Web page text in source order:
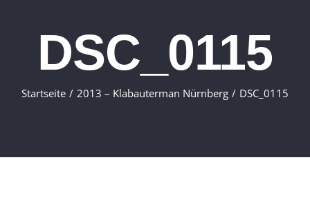
DSC_0115
Startseite / 2013 – Klabauterman Nürnberg / DSC_0115